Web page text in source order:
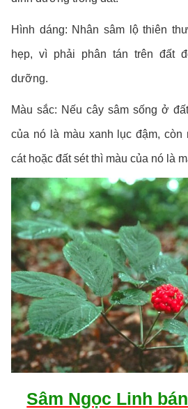
Hình dáng: Nhân sâm lộ thiên
hẹp, vì phải phân tán trên đất
dưỡng.
Màu sắc: Nếu cây sâm sống ở
của nó là màu xanh lục đậm,
cát hoặc đất sét thì màu của nó là
Sâm Ngọc Linh